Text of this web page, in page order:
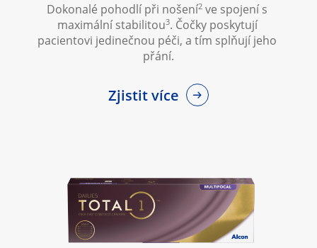
Dokonalé pohodlí při nošení2 ve spojení s
maximální stabilitou3. Čočky poskytují
pacientovi jedinečnou péči, a tím splňují jeho
přání.
Zjistit více